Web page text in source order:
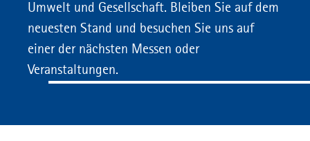
Umwelt und Gesellschaft. Bleiben Sie auf dem
neuesten Stand und besuchen Sie uns auf
einer der nächsten Messen oder
Veranstaltungen.